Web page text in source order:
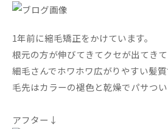
1年前に縮毛矯正をかけています。
根元の方が伸びてきてクセが出てきて
細毛さんでホワホワ広がりやすい髪質
毛先はカラーの褪色と乾燥でパサつい
アフター↓